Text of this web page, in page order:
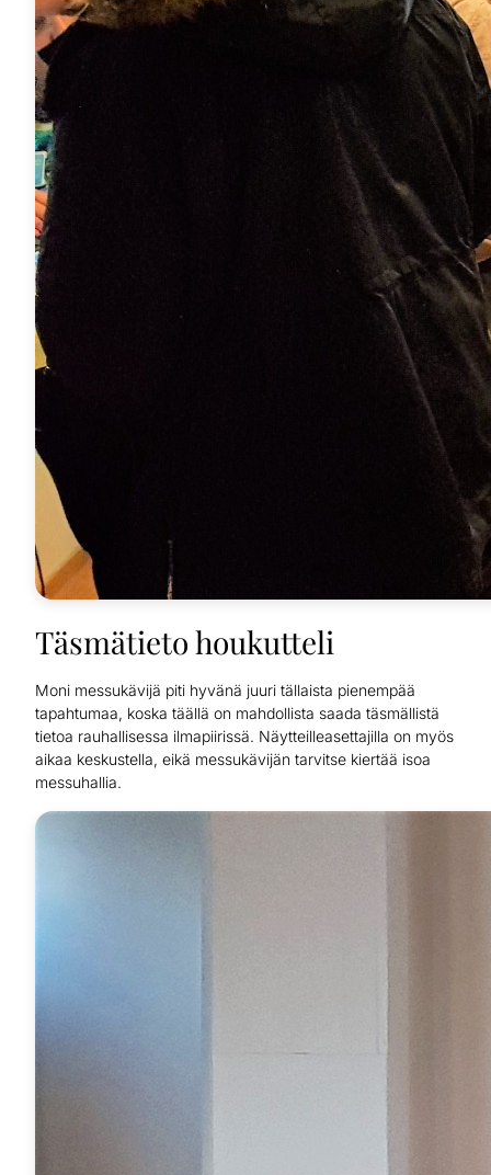
Täsmätieto houkutteli
Moni messukävijä piti hyvänä juuri tällaista pienempää
tapahtumaa, koska täällä on mahdollista saada täsmällistä
tietoa rauhallisessa ilmapiirissä. Näytteilleasettajilla on myös
aikaa keskustella, eikä messukävijän tarvitse kiertää isoa
messuhallia.